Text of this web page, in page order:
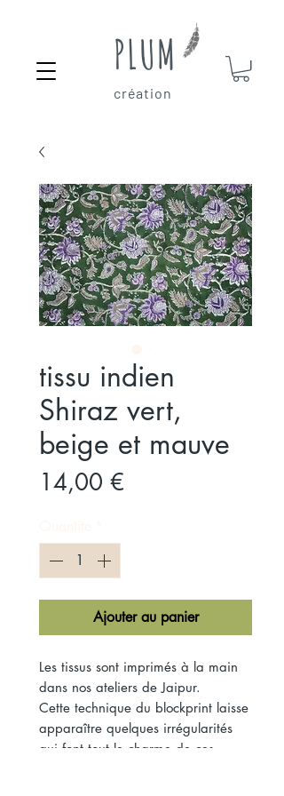
PLUM
création
tissu indien
Shiraz vert,
beige et mauve
14,00 €
Ajouter au panier
Les tissus sont imprimés à la main
dans nos ateliers de Jaipur.
Cette technique du blockprint laisse
apparaître quelques irrégularités
qui font tout le charme de ces